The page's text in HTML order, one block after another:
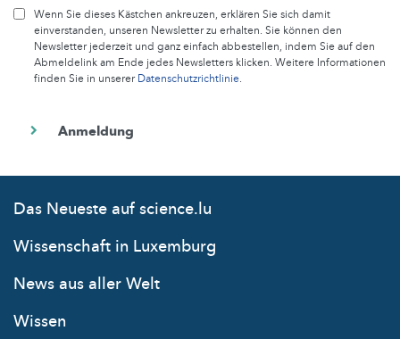
Wenn Sie dieses Kästchen ankreuzen, erklären Sie sich damit
einverstanden, unseren Newsletter zu erhalten. Sie können den
Newsletter jederzeit und ganz einfach abbestellen, indem Sie auf den
Abmeldelink am Ende jedes Newsletters klicken. Weitere Informationen
finden Sie in unsererDatenschutzrichtlinie.
Das Neueste auf science.lu
Wissenschaft in Luxemburg
News aus aller Welt
Wissen